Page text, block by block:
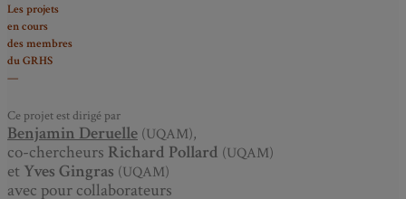
Les projets
en cours
des membres
du GRHS
—
Ce projet est dirigé par
Benjamin Deruelle (UQAM),
co-chercheurs Richard Pollard (UQAM)
et Yves Gingras (UQAM)
avec pour collaborateurs